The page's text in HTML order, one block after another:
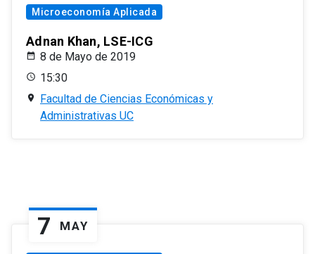
Microeconomía Aplicada
Adnan Khan, LSE-ICG
8 de Mayo de 2019
15:30
Facultad de Ciencias Económicas y
Administrativas UC
7 MAY